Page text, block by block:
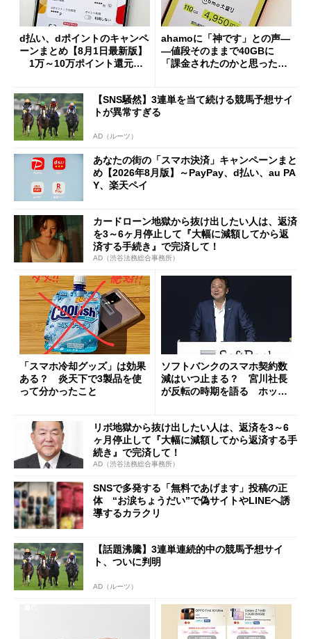
d払い、dポイントのキャンペ
ーンまとめ【8月1日最新版】
1万～10万ポイント還元の
ahamoに「神です」との声―
―値段そのままで40GBに
「課金されたのかと思った」
【SNS騒然】3連単を当て続ける競馬予想サイ
トが異常すぎる
AD（ルーツ）
あなたの街の「スマホ決済」キャンペーンまと
め【2026年8月版】～PayPay、d払い、au PA
Y、楽天ペイ
カードローン地獄から抜け出したい人は、返済
を3～6ヶ月停止して『大幅に減額してから返
済する手続き』で完済して！
AD（渋谷法務総合事務所）
「スマホ冷却グッズ」は効果
ある？ 炎天下で3製品を使
って分かったこと
ソフトバンクのスマホ契約数
減はいつ止まる？ 宮川社長
が反転の時期を語る ホッピ
リボ地獄から抜け出したい人は、返済を3～6
ヶ月停止して『大幅に減額してから返済する手
続き』で完済して！
AD（渋谷法務総合事務所）
SNSで多発する「無料であげます」投稿の正
体 “お涙ちょうだい”で偽サイトやLINEへ誘
導するカラクリ
【話題沸騰】3連単連続的中の競馬予想サイ
ト、ついに判明
AD（ルーツ）